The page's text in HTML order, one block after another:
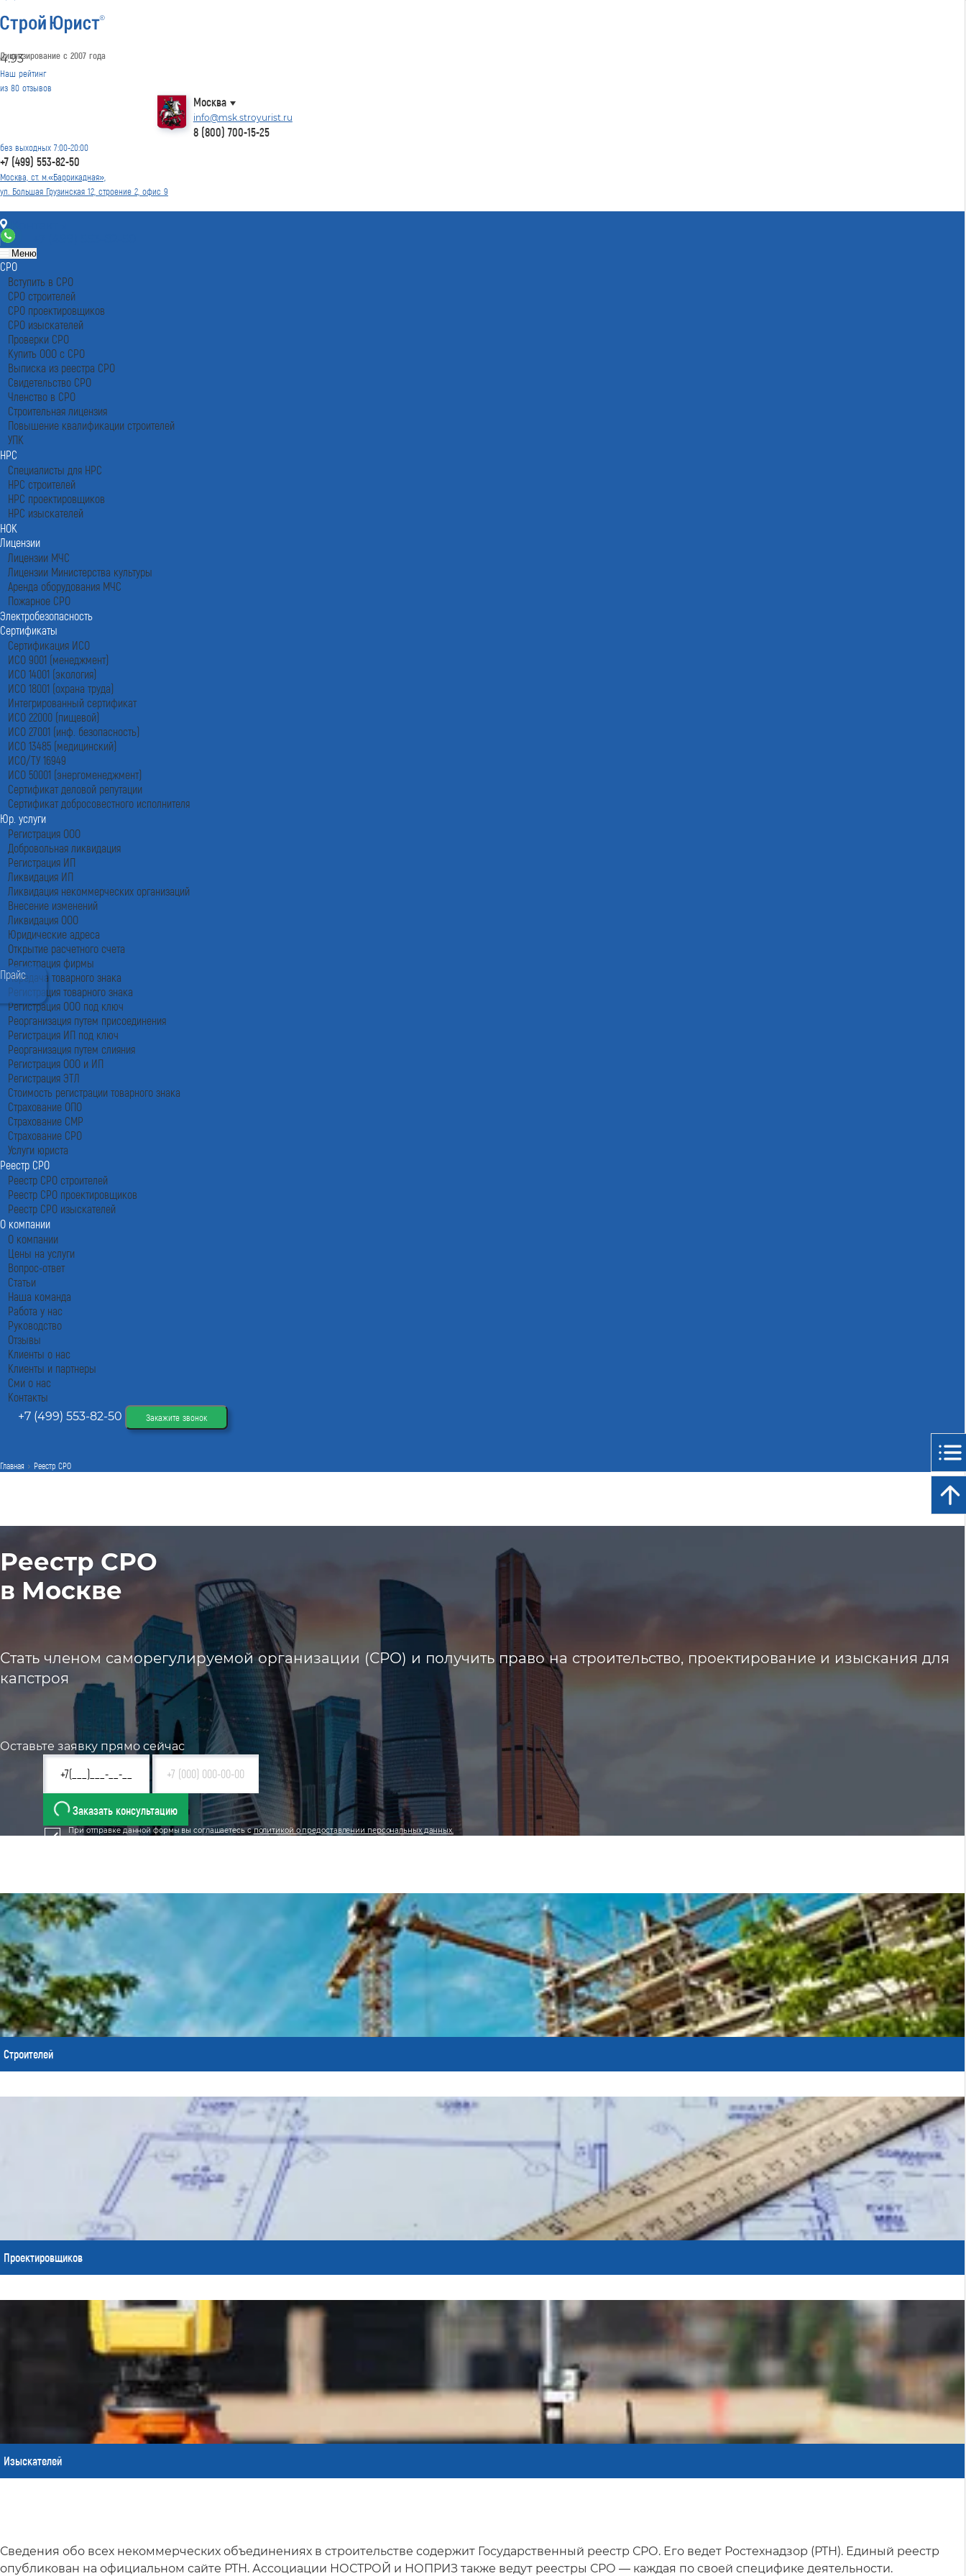
Лицензирование с 2007 года
4.93
Наш рейтинг
из 80 отзывов
Москва
info@msk.stroyurist.ru
8 (800) 700-15-25
без выходных 7:00-20:00
+7 (499) 553-82-50
Москва, ст. м.«Баррикадная»,
ул. Большая Грузинская 12, строение 2, офис 9
Контакты
Меню
СРО
Вступить в СРО
СРО строителей
СРО проектировщиков
СРО изыскателей
Проверки СРО
Купить ООО с СРО
Выписка из реестра СРО
Свидетельство СРО
Членство в СРО
Строительная лицензия
Повышение квалификации строителей
УПК
НРС
Специалисты для НРС
НРС строителей
НРС проектировщиков
НРС изыскателей
НОК
Лицензии
Лицензии МЧС
Лицензии Министерства культуры
Аренда оборудования МЧС
Пожарное СРО
Электробезопасность
Сертификаты
Сертификация ИСО
ИСО 9001 (менеджмент)
ИСО 14001 (экология)
ИСО 18001 (охрана труда)
Интегрированный сертификат
ИСО 22000 (пищевой)
ИСО 27001 (инф. безопасность)
ИСО 13485 (медицинский)
ИСО/ТУ 16949
ИСО 50001 (энергоменеджмент)
Сертификат деловой репутации
Сертификат добросовестного исполнителя
Юр. услуги
Регистрация ООО
Добровольная ликвидация
Регистрация ИП
Ликвидация ИП
Ликвидация некоммерческих организаций
Внесение изменений
Ликвидация ООО
Юридические адреса
Открытие расчетного счета
Регистрация фирмы
Передача товарного знака
Регистрация товарного знака
Регистрация ООО под ключ
Реорганизация путем присоединения
Регистрация ИП под ключ
Реорганизация путем слияния
Регистрация ООО и ИП
Регистрация ЭТЛ
Стоимость регистрации товарного знака
Страхование ОПО
Страхование СМР
Страхование СРО
Услуги юриста
Реестр СРО
Реестр СРО строителей
Реестр СРО проектировщиков
Реестр СРО изыскателей
О компании
О компании
Цены на услуги
Вопрос-ответ
Статьи
Наша команда
Работа у нас
Руководство
Отзывы
Клиенты о нас
Клиенты и партнеры
Сми о нас
Контакты
+7 (499) 553-82-50
Закажите звонок
Главная Реестр СРО
Реестр СРО
в Москве
Стать членом саморегулируемой организации (СРО) и получить право на строительство, проектирование и изыскания для
капстроя
Оставьте заявку прямо сейчас
Заказать консультацию
При отправке данной формы вы соглашаетесь сполитикой о предоставлении персональных данных.
Строителей
Проектировщиков
Изыскателей
Сведения обо всех некоммерческих объединениях в строительстве содержит Государственный реестр СРО. Его ведет Ростехнадзор (РТН). Единый реестр
опубликован на официальном сайте РТН. Ассоциации НОСТРОЙ и НОПРИЗ также ведут реестры СРО — каждая по своей специфике деятельности.
Прайс